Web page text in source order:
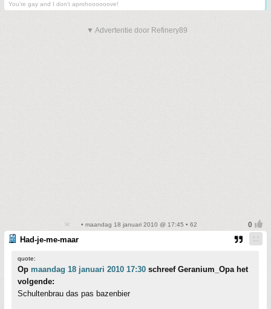
You're gay and I don't aprohoooooove!
▼ Advertentie door Refinery89
• maandag 18 januari 2010 @ 17:45 • 62
Had-je-me-maar
quote:
Op maandag 18 januari 2010 17:30 schreef Geranium_Opa het
volgende:
Schultenbrau das pas bazenbier